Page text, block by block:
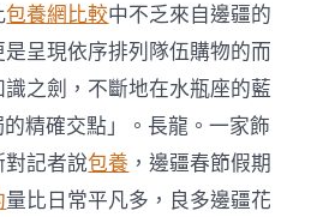
包養網比較中不乏來自邊疆的
呈現依序排列隊伍購物的而
之劍，不斷地在水瓶座的藍
精確交點」。長龍。一家飾
對記者說包養 ，邊疆春節假期
量比日常平凡多，良多邊疆花